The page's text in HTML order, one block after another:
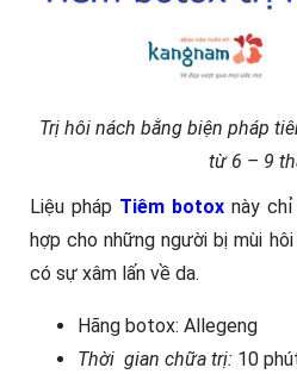
Trị hôi nách bằng biện pháp
từ 6 – 9
Liệu pháp Tiêm botox này
hợp cho những người bị mùi
có sự xâm lấn về da.
Hãng botox: Allegeng
Thời gian chữa trị: 10